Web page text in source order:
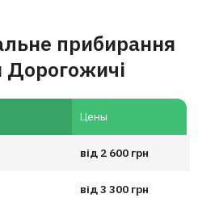
прибирання
Дорогожичі
Цены
від 2 600 грн
від 3 300 грн